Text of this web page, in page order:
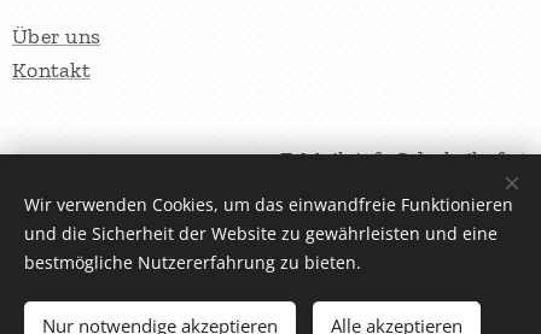
Über uns
Kontakt
E-Mail: info@derkoihof.at
Koi und Zubehör: +43664/6505555
Teichbau und Filtertechnik: +43664/4239891
Wir verwenden Cookies, um das einwandfreie Funktionieren
und die Sicherheit der Website zu gewährleisten und eine
bestmögliche Nutzererfahrung zu bieten.
Nur notwendige akzeptieren Alle akzeptieren